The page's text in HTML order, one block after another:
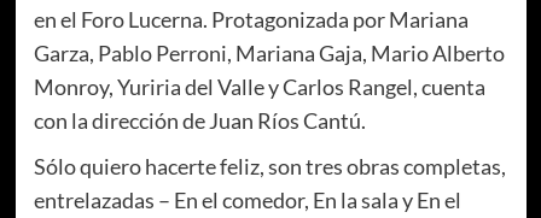
en el Foro Lucerna. Protagonizada por Mariana
Garza, Pablo Perroni, Mariana Gaja, Mario Alberto
Monroy, Yuriria del Valle y Carlos Rangel, cuenta
con la dirección de Juan Ríos Cantú.
Sólo quiero hacerte feliz, son tres obras completas,
entrelazadas – En el comedor, En la sala y En el